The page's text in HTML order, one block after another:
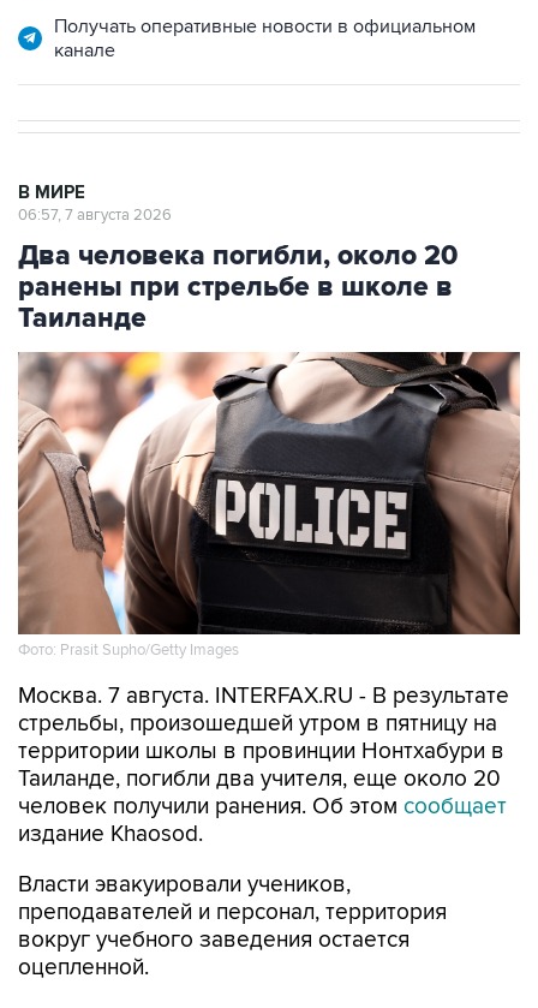
Получать оперативные новости в официальном
канале
В МИРЕ
06:57, 7 августа 2026
Два человека погибли, около 20
ранены при стрельбе в школе в
Таиланде
Фото: Prasit Supho/Getty Images
Москва. 7 августа. INTERFAX.RU - В результате
стрельбы, произошедшей утром в пятницу на
территории школы в провинции Нонтхабури в
Таиланде, погибли два учителя, еще около 20
человек получили ранения. Об этом сообщает
издание Khaosod.
Власти эвакуировали учеников,
преподавателей и персонал, территория
вокруг учебного заведения остается
оцепленной.